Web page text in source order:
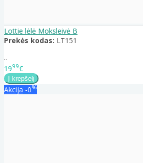
Lottie lėlė Moksleivė B
Prekės kodas: LT151
..
1999€
Akcija -0%